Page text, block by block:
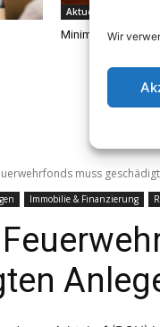
Wir
Aktuelles
Minimalismus im